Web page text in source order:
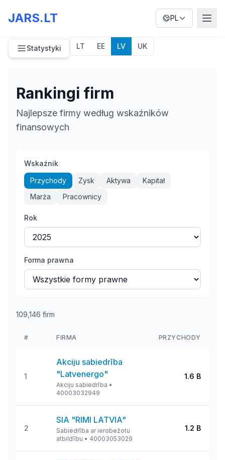
JARS.LT PL
Statystyki LT EE LV UK
Rankingi firm
Najlepsze firmy według wskaźników
finansowych
Wskaźnik
Przychody
Zysk Aktywa
Kapitał
Marża
Pracownicy
Rok
Forma prawna
109,146 firm
# FIRMA PRZYCHODY
1
Akciju sabiedrība
"Latvenergo"
Akciju sabiedrība •
40003032949
1.6 B
2
SIA "RIMI LATVIA"
Sabiedrība ar ierobežotu
atbildību • 40003053029
1.2 B